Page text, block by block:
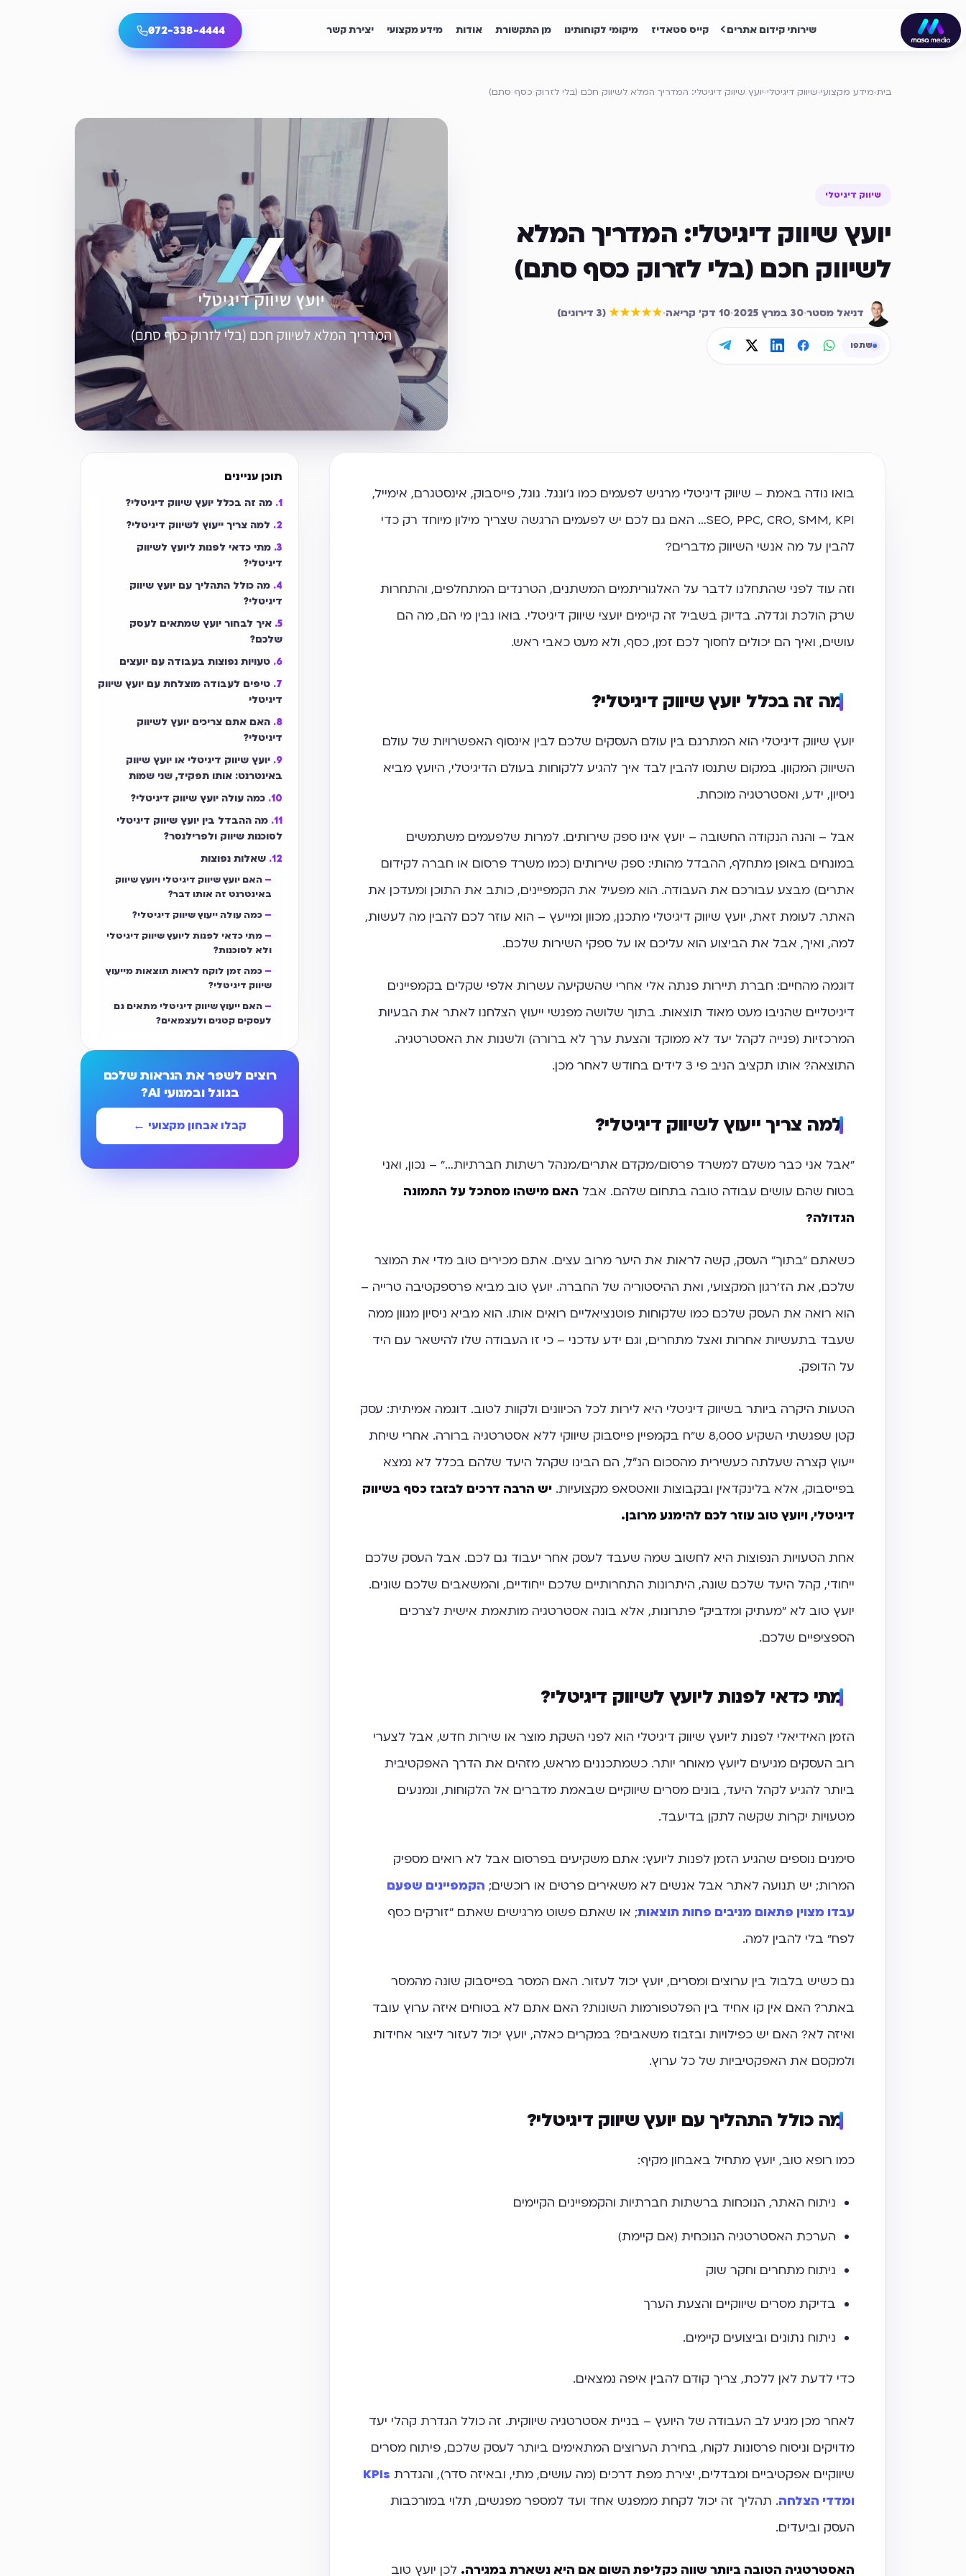
שירותי קידום אתרים קייס סטאדיז מיקומי לקוחותינו מן התקשורת אודות מידע מקצועי יצירת קשר 072-338-4444
בית›מידע מקצועי›שיווק דיגיטלי›יועץ שיווק דיגיטלי: המדריך המלא לשיווק חכם (בלי לזרוק כסף סתם)
שיווק דיגיטלי
יועץ שיווק דיגיטלי: המדריך המלא
לשיווק חכם (בלי לזרוק כסף סתם)
דניאל מסטר·30 במרץ 2025 ·
10 דק׳ קריאה·
★★★★★
(3 דירוגים )
שתפו
בואו נודה באמת – שיווק דיגיטלי מרגיש לפעמים כמו ג'ונגל. גוגל, פייסבוק, אינסטגרם, אימייל,
SEO, PPC, CRO, SMM, KPI… האם גם לכם יש לפעמים הרגשה שצריך מילון מיוחד רק כדי
להבין על מה אנשי השיווק מדברים?
וזה עוד לפני שהתחלנו לדבר על האלגוריתמים המשתנים, הטרנדים המתחלפים, והתחרות
שרק הולכת וגדלה. בדיוק בשביל זה קיימים יועצי שיווק דיגיטלי. בואו נבין מי הם, מה הם
עושים, ואיך הם יכולים לחסוך לכם זמן, כסף, ולא מעט כאבי ראש.
מה זה בכלל יועץ שיווק דיגיטלי?
יועץ שיווק דיגיטלי הוא המתרגם בין עולם העסקים שלכם לבין אינסוף האפשרויות של עולם
השיווק המקוון. במקום שתנסו להבין לבד איך להגיע ללקוחות בעולם הדיגיטלי, היועץ מביא
ניסיון, ידע, ואסטרטגיה מוכחת.
אבל – והנה הנקודה החשובה – יועץ אינו ספק שירותים. למרות שלפעמים משתמשים
במונחים באופן מתחלף, ההבדל מהותי: ספק שירותים (כמו משרד פרסום או חברה לקידום
אתרים) מבצע עבורכם את העבודה. הוא מפעיל את הקמפיינים, כותב את התוכן ומעדכן את
האתר. לעומת זאת, יועץ שיווק דיגיטלי מתכנן, מכוון ומייעץ – הוא עוזר לכם להבין מה לעשות,
למה, ואיך, אבל את הביצוע הוא עליכם או על ספקי השירות שלכם.
דוגמה מהחיים: חברת תיירות פנתה אלי אחרי שהשקיעה עשרות אלפי שקלים בקמפיינים
דיגיטליים שהניבו מעט מאוד תוצאות. בתוך שלושה מפגשי ייעוץ הצלחנו לאתר את הבעיות
המרכזיות (פנייה לקהל יעד לא ממוקד והצעת ערך לא ברורה) ולשנות את האסטרטגיה.
התוצאה? אותו תקציב הניב פי 3 לידים בחודש לאחר מכן.
למה צריך ייעוץ לשיווק דיגיטלי?
"אבל אני כבר משלם למשרד פרסום/מקדם אתרים/מנהל רשתות חברתיות…" – נכון, ואני
בטוח שהם עושים עבודה טובה בתחום שלהם. אבל האם מישהו מסתכל על התמונה
הגדולה?
כשאתם "בתוך" העסק, קשה לראות את היער מרוב עצים. אתם מכירים טוב מדי את המוצר
שלכם, את הז'רגון המקצועי, ואת ההיסטוריה של החברה. יועץ טוב מביא פרספקטיבה טרייה –
הוא רואה את העסק שלכם כמו שלקוחות פוטנציאליים רואים אותו. הוא מביא ניסיון מגוון ממה
שעבד בתעשיות אחרות ואצל מתחרים, וגם ידע עדכני – כי זו העבודה שלו להישאר עם היד
על הדופק.
הטעות היקרה ביותר בשיווק דיגיטלי היא לירות לכל הכיוונים ולקוות לטוב. דוגמה אמיתית: עסק
קטן שפגשתי השקיע 8,000 ש"ח בקמפיין פייסבוק שיווקי ללא אסטרטגיה ברורה. אחרי שיחת
ייעוץ קצרה שעלתה כעשירית מהסכום הנ״ל, הם הבינו שקהל היעד שלהם בכלל לא נמצא
בפייסבוק, אלא בלינקדאין ובקבוצות וואטסאפ מקצועיות. יש הרבה דרכים לבזבז כסף בשיווק
דיגיטלי, ויועץ טוב עוזר לכם להימנע מרובן.
אחת הטעויות הנפוצות היא לחשוב שמה שעבד לעסק אחר יעבוד גם לכם. אבל העסק שלכם
ייחודי, קהל היעד שלכם שונה, היתרונות התחרותיים שלכם ייחודיים, והמשאבים שלכם שונים.
יועץ טוב לא "מעתיק ומדביק" פתרונות, אלא בונה אסטרטגיה מותאמת אישית לצרכים
הספציפיים שלכם.
מתי כדאי לפנות ליועץ לשיווק דיגיטלי?
הזמן האידיאלי לפנות ליועץ שיווק דיגיטלי הוא לפני השקת מוצר או שירות חדש, אבל לצערי
רוב העסקים מגיעים ליועץ מאוחר יותר. כשמתכננים מראש, מזהים את הדרך האפקטיבית
ביותר להגיע לקהל היעד, בונים מסרים שיווקיים שבאמת מדברים אל הלקוחות, ונמנעים
מטעויות יקרות שקשה לתקן בדיעבד.
סימנים נוספים שהגיע הזמן לפנות ליועץ: אתם משקיעים בפרסום אבל לא רואים מספיק
המרות; יש תנועה לאתר אבל אנשים לא משאירים פרטים או רוכשים; הקמפיינים שפעם
עבדו מצוין פתאום מניבים פחות תוצאות; או שאתם פשוט מרגישים שאתם "זורקים כסף
לפח" בלי להבין למה.
גם כשיש בלבול בין ערוצים ומסרים, יועץ יכול לעזור. האם המסר בפייסבוק שונה מהמסר
באתר? האם אין קו אחיד בין הפלטפורמות השונות? האם אתם לא בטוחים איזה ערוץ עובד
ואיזה לא? האם יש כפילויות ובזבוז משאבים? במקרים כאלה, יועץ יכול לעזור ליצור אחידות
ולמקסם את האפקטיביות של כל ערוץ.
מה כולל התהליך עם יועץ שיווק דיגיטלי?
כמו רופא טוב, יועץ מתחיל באבחון מקיף:
ניתוח האתר, הנוכחות ברשתות חברתיות והקמפיינים הקיימים
הערכת האסטרטגיה הנוכחית (אם קיימת)
ניתוח מתחרים וחקר שוק
בדיקת מסרים שיווקיים והצעת הערך
ניתוח נתונים וביצועים קיימים.
כדי לדעת לאן ללכת, צריך קודם להבין איפה נמצאים.
לאחר מכן מגיע לב העבודה של היועץ – בניית אסטרטגיה שיווקית. זה כולל הגדרת קהלי יעד
מדויקים וניסוח פרסונות לקוח, בחירת הערוצים המתאימים ביותר לעסק שלכם, פיתוח מסרים
שיווקיים אפקטיביים ומבדלים, יצירת מפת דרכים (מה עושים, מתי, ובאיזה סדר), והגדרת KPIs
ומדדי הצלחה. תהליך זה יכול לקחת ממפגש אחד ועד למספר מפגשים, תלוי במורכבות
העסק וביעדים.
האסטרטגיה הטובה ביותר שווה כקליפת השום אם היא נשארת במגירה. לכן יועץ טוב
תוכן עניינים
מה זה בכלל יועץ שיווק דיגיטלי?
למה צריך ייעוץ לשיווק דיגיטלי?
מתי כדאי לפנות ליועץ לשיווק
דיגיטלי?
מה כולל התהליך עם יועץ שיווק
דיגיטלי?
איך לבחור יועץ שמתאים לעסק
שלכם?
טעויות נפוצות בעבודה עם יועצים
טיפים לעבודה מוצלחת עם יועץ שיווק
דיגיטלי
האם אתם צריכים יועץ לשיווק
דיגיטלי?
יועץ שיווק דיגיטלי או יועץ שיווק
באינטרנט: אותו תפקיד, שני שמות
כמה עולה יועץ שיווק דיגיטלי?
מה ההבדל בין יועץ שיווק דיגיטלי
לסוכנות שיווק ולפרילנסר?
שאלות נפוצות
האם יועץ שיווק דיגיטלי ויועץ שיווק
באינטרנט זה אותו דבר?
כמה עולה ייעוץ שיווק דיגיטלי?
מתי כדאי לפנות ליועץ שיווק דיגיטלי
ולא לסוכנות?
כמה זמן לוקח לראות תוצאות מייעוץ
שיווק דיגיטלי?
האם ייעוץ שיווק דיגיטלי מתאים גם
לעסקים קטנים ולעצמאים?
רוצים לשפר את הנראות שלכם
בגוגל ובמנועי AI?
קבלו אבחון מקצועי ←